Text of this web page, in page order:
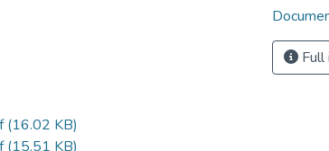
(16.02 KB)
(15.51 KB)
Full